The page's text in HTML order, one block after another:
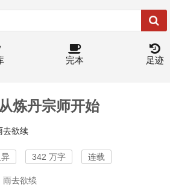
完本 足迹
炼丹宗师开始
去欲续
342 万字 连载
雨去欲续